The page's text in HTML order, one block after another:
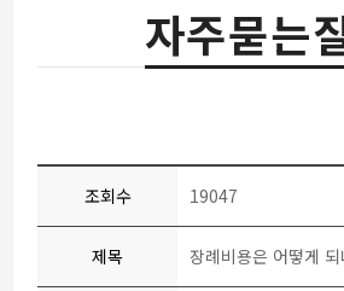
자주묻는
조회수 19047
제목 장례비용은 어떻게 되